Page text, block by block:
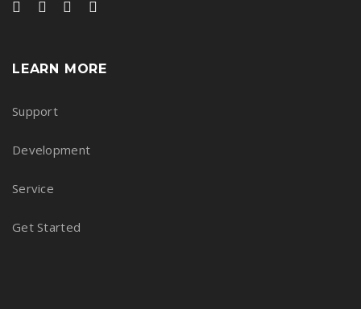
LEARN MORE
Support
Development
Service
Get Started